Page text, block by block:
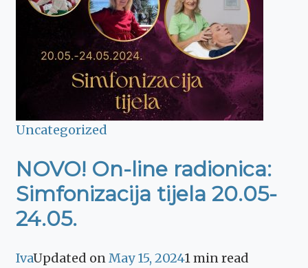
Uncategorized
NOVO! On-line radionica:
Simfonizacija tijela 20.05-
24.05.
IvaUpdated onMay 15, 20241 min read